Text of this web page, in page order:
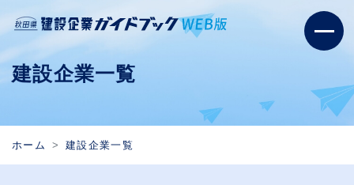
建設企業一覧
ホーム 建設企業一覧